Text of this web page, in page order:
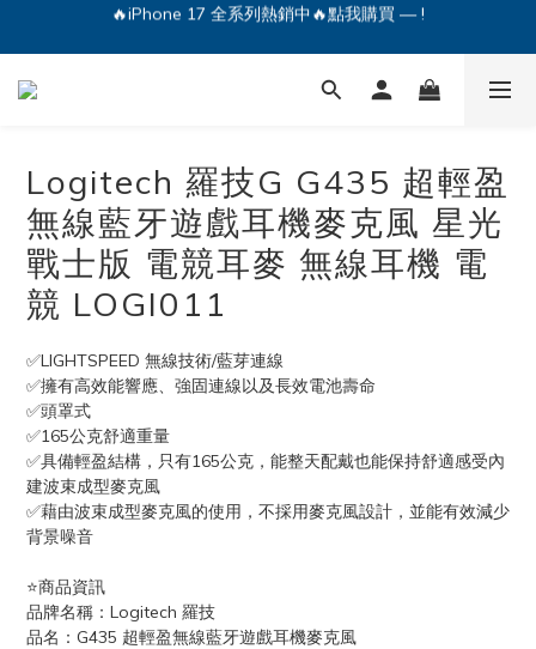
🔥iPhone 17 全系列熱銷中🔥點我購買 — !
💕加入Q哥 Line 新好友領優惠券！🎫
🔥iPhone 17 全系列熱銷中🔥點我購買 — !
Logitech 羅技G G435 超輕盈
無線藍牙遊戲耳機麥克風 星光
戰士版 電競耳麥 無線耳機 電
競 LOGI011
✅LIGHTSPEED 無線技術/藍芽連線
✅擁有高效能響應、強固連線以及長效電池壽命
✅頭罩式
✅165公克舒適重量
✅具備輕盈結構，只有165公克，能整天配戴也能保持舒適感受內
建波束成型麥克風
✅藉由波束成型麥克風的使用，不採用麥克風設計，並能有效減少
背景噪音
⭐️商品資訊
品牌名稱：Logitech 羅技
品名：G435 超輕盈無線藍牙遊戲耳機麥克風